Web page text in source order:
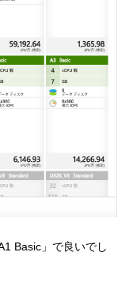
Basic」で良いでし